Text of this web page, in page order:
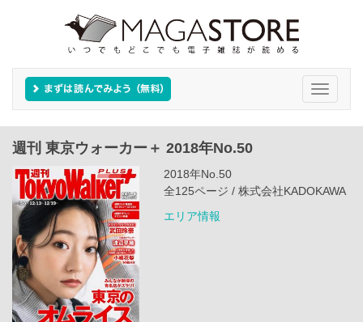
Toggle
週刊 東京ウォーカー＋ 2018年No.50
2018年No.50
全125ページ / 株式会社KADOKAWA
エリア情報